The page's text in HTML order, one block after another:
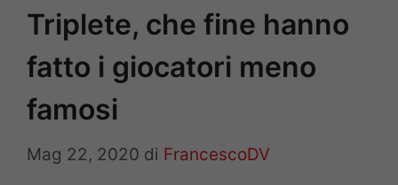
Triplete, che fine hanno
fatto i giocatori meno
famosi
Mag 22, 2020 di FrancescoDV